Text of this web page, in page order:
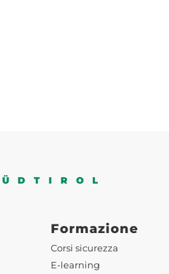
Formazione
Corsi sicurezza
E-learning